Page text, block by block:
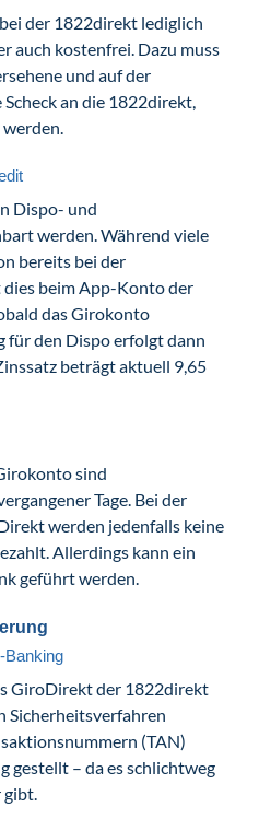
der 1822direkt lediglich
auch kostenfrei. Dazu muss
und auf der
an die 1822direkt,
Dispo- und
werden. Während viele
bereits bei der
beim App-Konto der
das Girokonto
für den Dispo erfolgt dann
beträgt aktuell 9,65
sind
Tage. Bei der
werden jedenfalls keine
Allerdings kann ein
geführt werden.
Banking
GiroDirekt der 1822direkt
Sicherheitsverfahren
(TAN)
gestellt – da es schlichtweg
gibt.